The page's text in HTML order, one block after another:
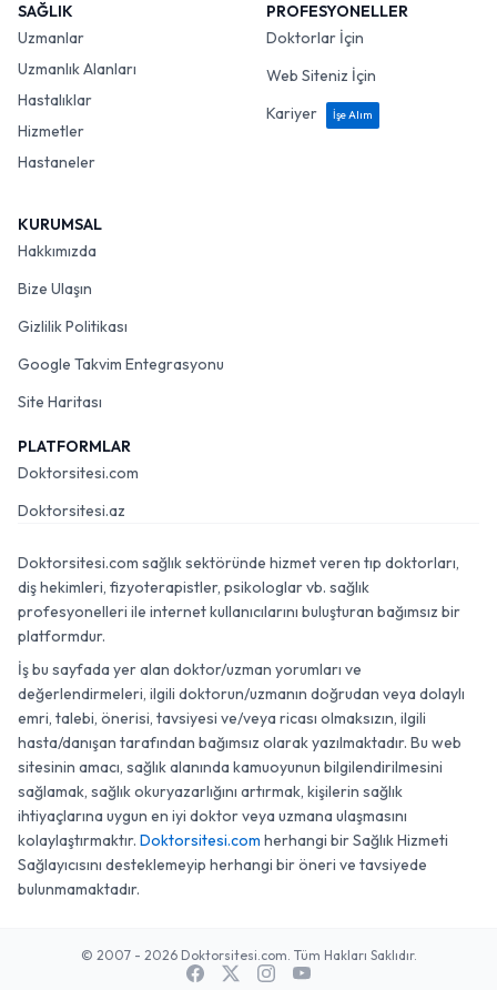
SAĞLIK
Uzmanlar
Uzmanlık Alanları
Hastalıklar
Hizmetler
Hastaneler
PROFESYONELLER
Doktorlar İçin
Web Siteniz İçin
Kariyer
İşe Alım
KURUMSAL
Hakkımızda
Bize Ulaşın
Gizlilik Politikası
Google Takvim Entegrasyonu
Site Haritası
PLATFORMLAR
Doktorsitesi.com
Doktorsitesi.az
Doktorsitesi.com sağlık sektöründe hizmet veren tıp doktorları,
diş hekimleri, fizyoterapistler, psikologlar vb. sağlık
profesyonelleri ile internet kullanıcılarını buluşturan bağımsız bir
platformdur.
İş bu sayfada yer alan doktor/uzman yorumları ve
değerlendirmeleri, ilgili doktorun/uzmanın doğrudan veya dolaylı
emri, talebi, önerisi, tavsiyesi ve/veya ricası olmaksızın, ilgili
hasta/danışan tarafından bağımsız olarak yazılmaktadır. Bu web
sitesinin amacı, sağlık alanında kamuoyunun bilgilendirilmesini
sağlamak, sağlık okuryazarlığını artırmak, kişilerin sağlık
ihtiyaçlarına uygun en iyi doktor veya uzmana ulaşmasını
kolaylaştırmaktır. Doktorsitesi.com herhangi bir Sağlık Hizmeti
Sağlayıcısını desteklemeyip herhangi bir öneri ve tavsiyede
bulunmamaktadır.
© 2007 - 2026 Doktorsitesi.com. Tüm Hakları Saklıdır.